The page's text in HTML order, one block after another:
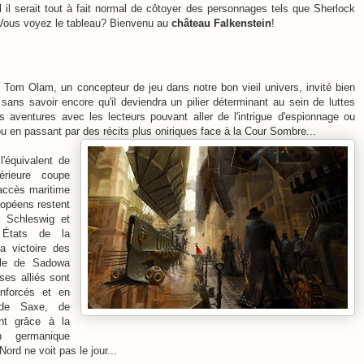
serait tout à fait normal de côtoyer des personnages tels que Sherlock
voyez le tableau? Bienvenu au château Falkenstein!
Olam, un concepteur de jeu dans notre bon vieil univers, invité bien
savoir encore qu'il deviendra un pilier déterminant au sein de luttes
aventures avec les lecteurs pouvant aller de l'intrigue d'espionnage ou
en passant par des récits plus oniriques face à la Cour Sombre...
de
coupe
maritime
restent
Schleswig et
États de la
victoire des
de Sadowa
alliés sont
et en
Saxe, de
grâce à la
germanique
ne voit pas le jour...